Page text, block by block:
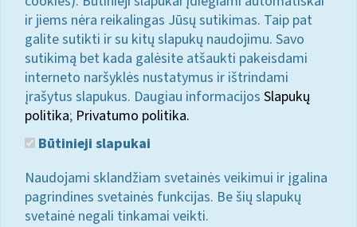
ir jiems nėra reikalingas Jūsų sutikimas. Taip pat
galite sutikti ir su kitų slapukų naudojimu. Savo
sutikimą bet kada galėsite atšaukti pakeisdami
interneto naršyklės nustatymus ir ištrindami
įrašytus slapukus. Daugiau informacijos Slapukų
politika; Privatumo politika.
Būtinieji slapukai
Naudojami sklandžiam svetainės veikimui ir įgalina
pagrindines svetainės funkcijas. Be šių slapukų
svetainė negali tinkamai veikti.